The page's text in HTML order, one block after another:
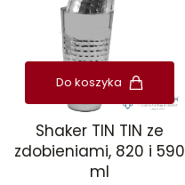
Do koszyka
Shaker TIN TIN ze
zdobieniami, 820 i 590
ml